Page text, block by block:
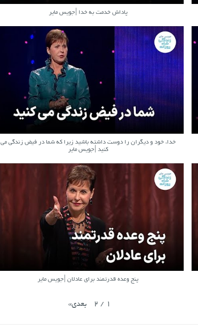
پاداش خدمت به خدا |جویس مایر
خدا، خود و دیگران را دوست داشته باشید زیرا که شما در فیض زندگی می
کنید |جویس مایر
پنج وعده قدرتمند برای عادلان |جویس مایر
1
/
2 بعدی»